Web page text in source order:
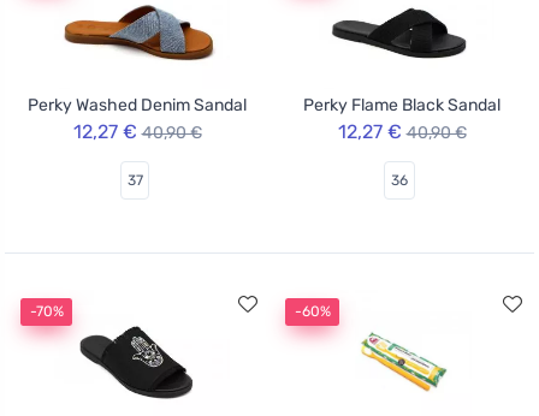
Perky Washed Denim Sandal
12,27 € 40,90 €
37
Perky Flame Black Sandal
12,27 € 40,90 €
36
-70% -60%